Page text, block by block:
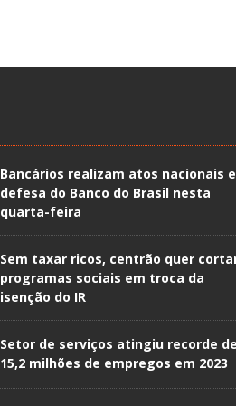
Bancários realizam atos nacionais
defesa do Banco do Brasil nesta
quarta-feira
Sem taxar ricos, centrão quer
programas sociais em troca da
isenção do IR
Setor de serviços atingiu recorde de
15,2 milhões de empregos em 2023